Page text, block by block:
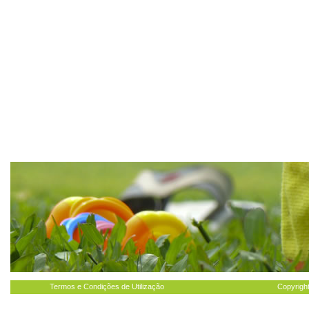
Termos e Condições de Utilização